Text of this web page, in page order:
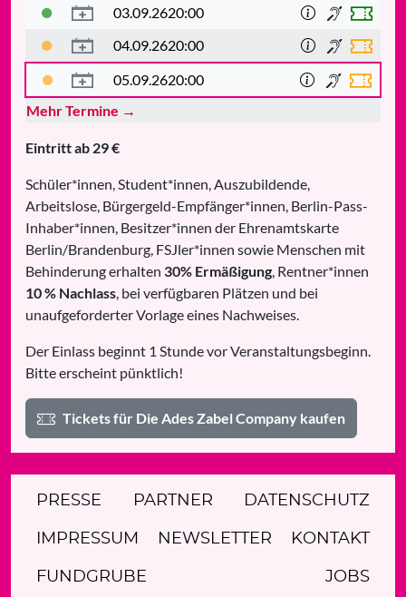
03.09.2620:00
04.09.2620:00
05.09.2620:00
Mehr Termine →
Eintritt ab 29 €
Schüler*innen, Student*innen, Auszubildende,
Arbeitslose, Bürgergeld-Empfänger*innen, Berlin-Pass-
Inhaber*innen, Besitzer*innen der Ehrenamtskarte
Berlin/Brandenburg, FSJler*innen sowie Menschen mit
Behinderung erhalten 30% Ermäßigung, Rentner*innen
10 % Nachlass, bei verfügbaren Plätzen und bei
unaufgeforderter Vorlage eines Nachweises.
Der Einlass beginnt 1 Stunde vor Veranstaltungsbeginn.
Bitte erscheint pünktlich!
Tickets für Die Ades Zabel Company kaufen
PRESSE PARTNER DATENSCHUTZ
IMPRESSUM NEWSLETTER KONTAKT
FUNDGRUBE JOBS